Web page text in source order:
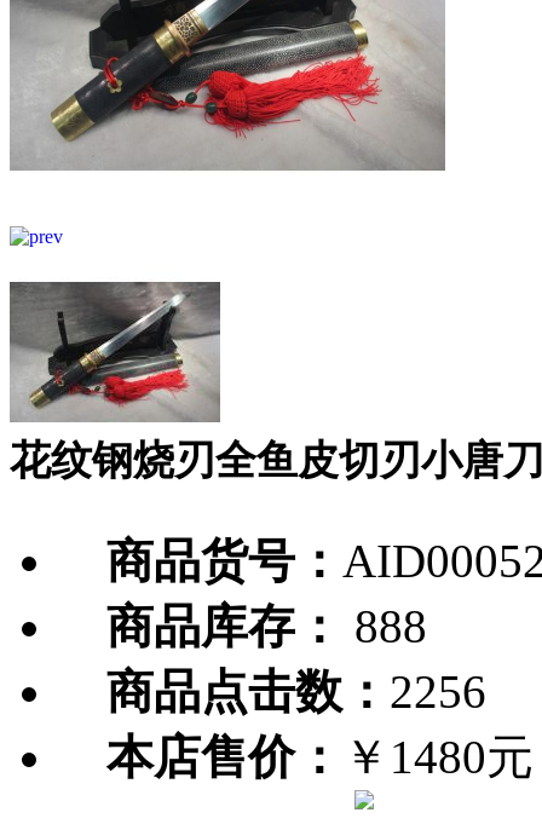
花纹钢烧刃全鱼皮切刃小唐
商品货号：
商品库存：
888
商品点击数： 2256
本店售价： ￥1480元